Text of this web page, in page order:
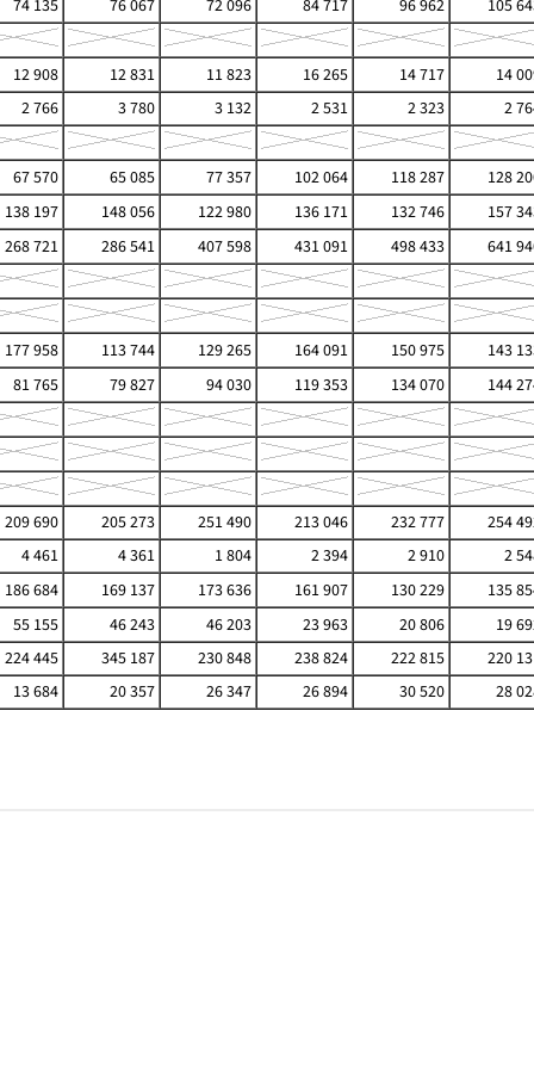
74 135 76 067 72 096 84 717 96 962
105
12 908 12 831 11 823 16 265 14 717
14
2 766 3 780 3 132 2 531 2 323
2
67 570 65 085 77 357 102 064 118 287
128
138 197 148 056 122 980 136 171 132 746
157
268 721 286 541 407 598 431 091 498 433
641
177 958 113 744 129 265 164 091 150 975
143
81 765 79 827 94 030 119 353 134 070
144
209 690 205 273 251 490 213 046 232 777
254
4 461 4 361 1 804 2 394 2 910
2
186 684 169 137 173 636 161 907 130 229
135
55 155 46 243 46 203 23 963 20 806
19
224 445 345 187 230 848 238 824 222 815
220
13 684 20 357 26 347 26 894 30 520 28